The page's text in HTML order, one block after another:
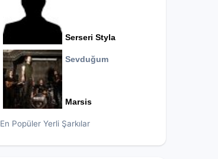
Serseri Styla
Sevduğum
Marsis
En Popüler Yerli Şarkılar